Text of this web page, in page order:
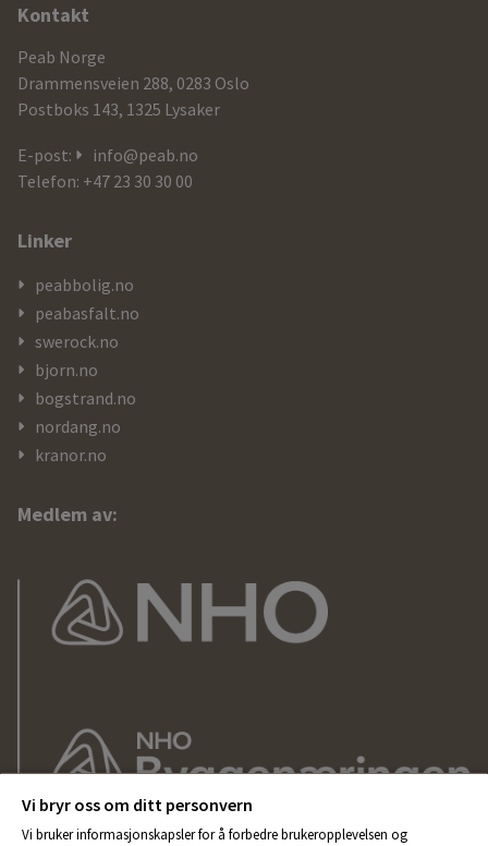
Ytterligere
informasjon
og
kontaktdetaljer
Kontakt
Peab Norge
Drammensveien 288, 0283 Oslo
Postboks 143, 1325 Lysaker
E-post:
info@peab.no
Telefon: +47 23 30 30 00
Linker
peabbolig.no
peabasfalt.no
swerock.no
bjorn.no
bogstrand.no
nordang.no
kranor.no
Medlem av:
Vi bryr oss om ditt personvern
Vi bruker informasjonskapsler for å forbedre brukeropplevelsen og